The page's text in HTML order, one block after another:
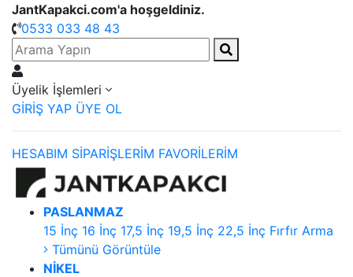
JantKapakci.com'a hoşgeldiniz.
0533 033 48 43
Üyelik İşlemleri
GİRİŞ YAP ÜYE OL
HESABIM SİPARİŞLERİM FAVORİLERİM
PASLANMAZ
15 İnç 16 İnç 17,5 İnç 19,5 İnç 22,5 İnç Fırfır Arma
Tümünü Görüntüle
NİKEL